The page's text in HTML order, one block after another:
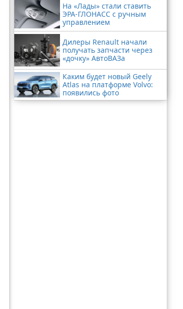
На «Лады» стали ставить
ЭРА-ГЛОНАСС с ручным
управлением
Дилеры Renault начали
получать запчасти через
«дочку» АвтоВАЗа
Каким будет новый Geely
Atlas на платформе Volvo:
появились фото